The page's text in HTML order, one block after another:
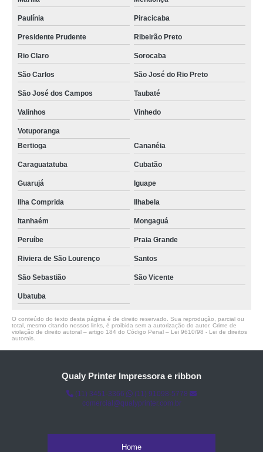
Paulínia Piracicaba
Presidente Prudente Ribeirão Preto
Rio Claro Sorocaba
São Carlos São José do Rio Preto
São José dos Campos Taubaté
Valinhos Vinhedo
Votuporanga
Bertioga
Cananéia
Caraguatatuba Cubatão
Guarujá Iguape
Ilha Comprida Ilhabela
Itanhaém Mongaguá
Peruíbe Praia Grande
Riviera de São Lourenço Santos
São Sebastião São Vicente
Ubatuba
O conteúdo do texto desta página é de direito reservado. Sua reprodução, parcial ou
total, mesmo citando nossos links, é proibida sem a autorização do autor. Crime de
violação de direito autoral – artigo 184 do Código Penal – Lei 9610/98 - Lei de direitos
autorais
Qualy Printer Impressora e ribbon
(11) 3451-3366
(11) 91098-5778
comercial@qualyprinter.com.br
Home